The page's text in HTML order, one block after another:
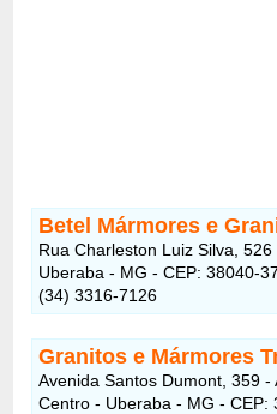
Betel Mármores e
Rua Charleston Luiz Silva,
Uberaba - MG - CEP: 38040-
(34) 3316-7126
Granitos e Mármores
Avenida Santos Dumont, 359
Centro - Uberaba - MG - CEP: